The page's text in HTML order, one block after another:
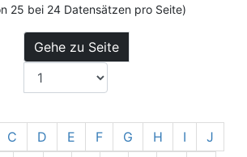
25 bei 24 Datensätzen pro Seite)
Gehe zu Seite
C D E F G H I
J